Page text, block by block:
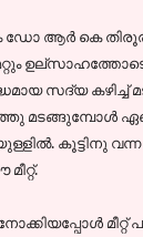
ആര്‍ കെ
മറ്റും
സദ്യ കഴിച്ച്
ഏറെ
കൂട്ടിനു